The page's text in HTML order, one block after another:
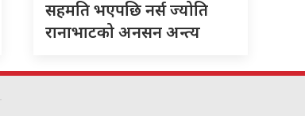
सहमति भएपछि नर्स ज्योति
रानाभाटको अनसन अन्त्य